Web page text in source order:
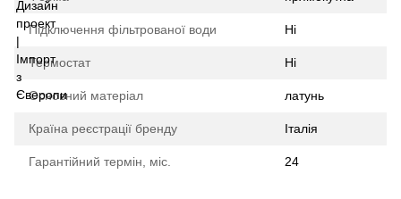
Підключення фільтрованої води Ні
Термостат Ні
Основний матеріал латунь
Країна реєстрації бренду Італія
Гарантійний термін, міс. 24